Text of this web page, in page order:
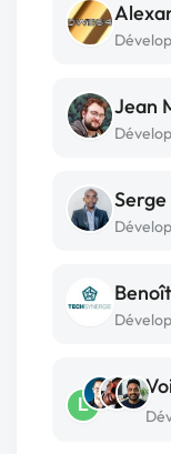
Jean
L